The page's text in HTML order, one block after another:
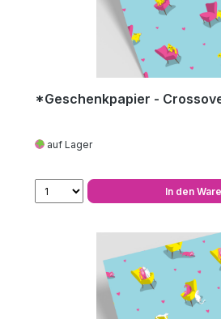
*Geschenkpapier -
auf Lager
In den